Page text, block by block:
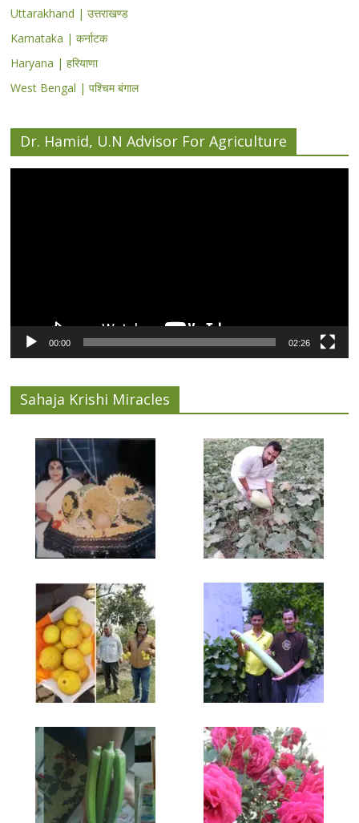
Uttarakhand | उत्तराखण्ड
Karnataka | कर्नाटक
Haryana | हरियाणा
West Bengal | पश्चिम बंगाल
Dr. Hamid, U.N Advisor For Agriculture
00:00 02:26
Sahaja Krishi Miracles